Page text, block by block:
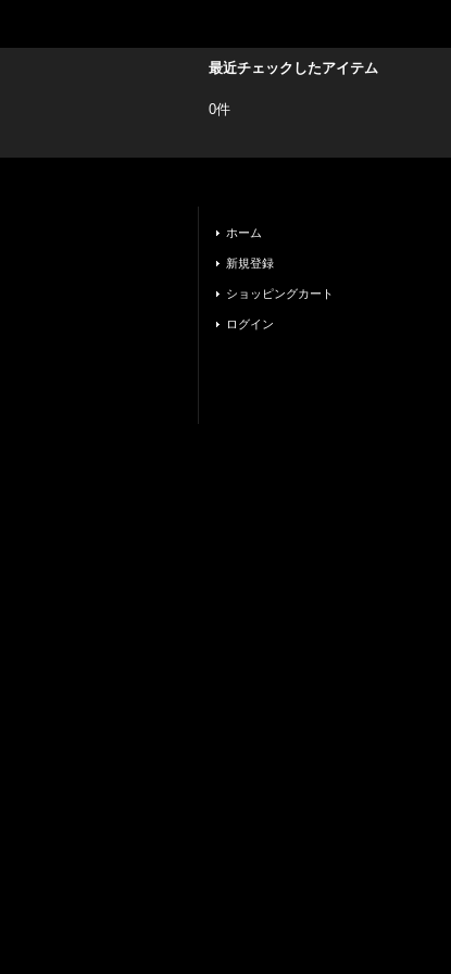
最近チェックしたアイテム
0件
ホーム
新規登録
ショッピングカート
ログイン